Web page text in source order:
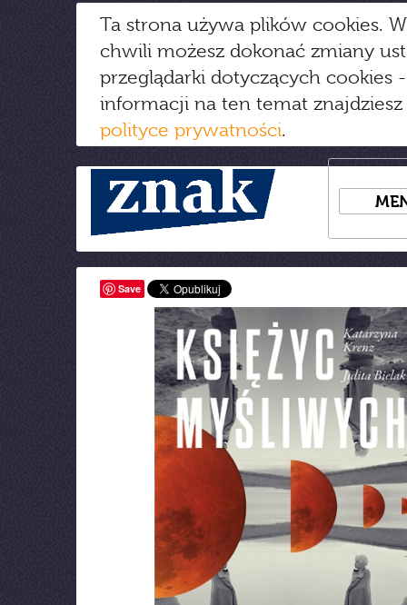
Ta strona używa plików cookies.
chwili możesz dokonać zmiany
przeglądarki dotyczących cookies
informacji na ten temat
polityce prywatności.
Save